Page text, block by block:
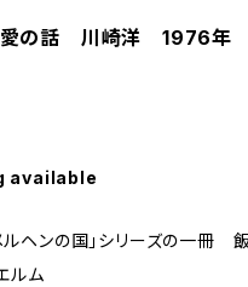
愛の話 川崎洋 1976
available
ルヘンの国」シリーズの一冊
ム